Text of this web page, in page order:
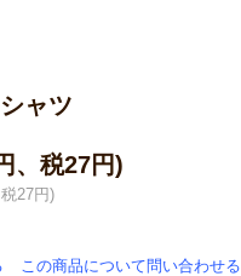
ャツ
、税27円)
27円)
この商品について問い合わせる